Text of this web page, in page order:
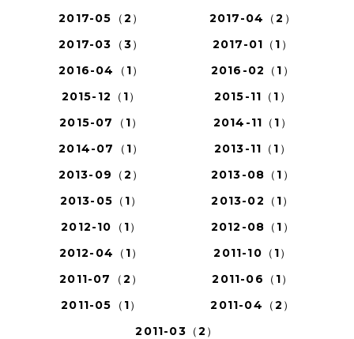
2017-05（2）
2017-04（2）
2017-03（3）
2017-01（1）
2016-04（1）
2016-02（1）
2015-12（1）
2015-11（1）
2015-07（1）
2014-11（1）
2014-07（1）
2013-11（1）
2013-09（2）
2013-08（1）
2013-05（1）
2013-02（1）
2012-10（1）
2012-08（1）
2012-04（1）
2011-10（1）
2011-07（2）
2011-06（1）
2011-05（1）
2011-04（2）
2011-03（2）